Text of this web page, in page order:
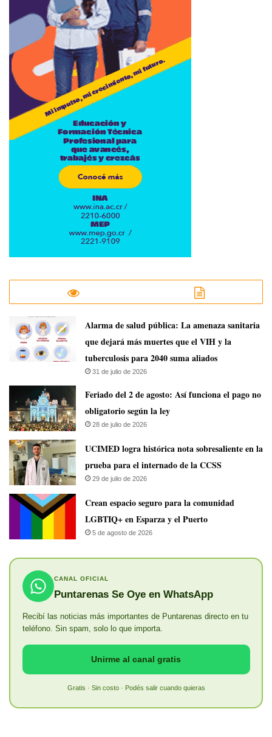
​Alarma de salud pública: La amenaza sanitaria
que dejará más muertes que el VIH y la
tuberculosis para 2040 suma aliados
31 de julio de 2026
Feriado del 2 de agosto: Así funciona el pago no
obligatorio según la ley
28 de julio de 2026
UCIMED logra histórica nota sobresaliente en la
prueba para el internado de la CCSS
29 de julio de 2026
Crean espacio seguro para la comunidad
LGBTIQ+ en Esparza y el Puerto
5 de agosto de 2026
CANAL OFICIAL
Puntarenas Se Oye en WhatsApp
Recibí las noticias más importantes de Puntarenas directo en tu
teléfono. Sin spam, solo lo que importa.
Unirme al canal gratis
Gratis · Sin costo · Podés salir cuando quieras